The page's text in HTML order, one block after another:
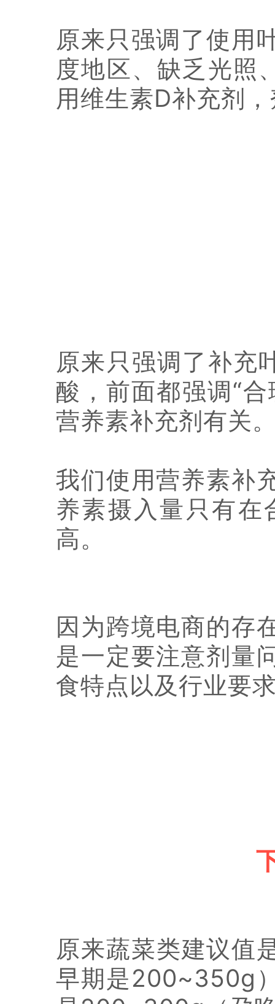
原来只强调了使用
度地区、缺乏光照
用维生素D补充剂
原来只强调了补充
酸，前面都强调“
营养素补充剂有关
我们使用营养素补
养素摄入量只有在
高。
因为跨境电商的存
是一定要注意剂量
食特点以及行业要
原来蔬菜类建议
早期是200~350g